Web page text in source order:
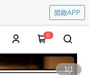
開啟APP
0
1/1